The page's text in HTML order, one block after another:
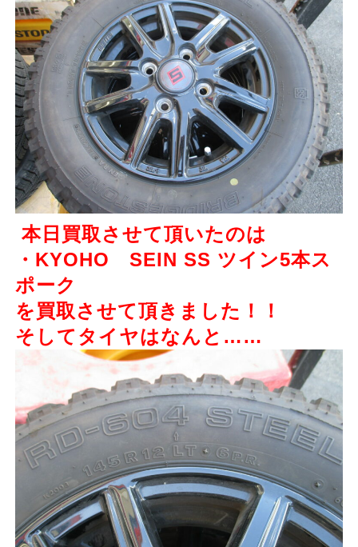
本日買取させて頂いたのは
・KYOHO SEIN SS ツイン5本ス
ポーク
を買取させて頂きました！！
そしてタイヤはなんと……